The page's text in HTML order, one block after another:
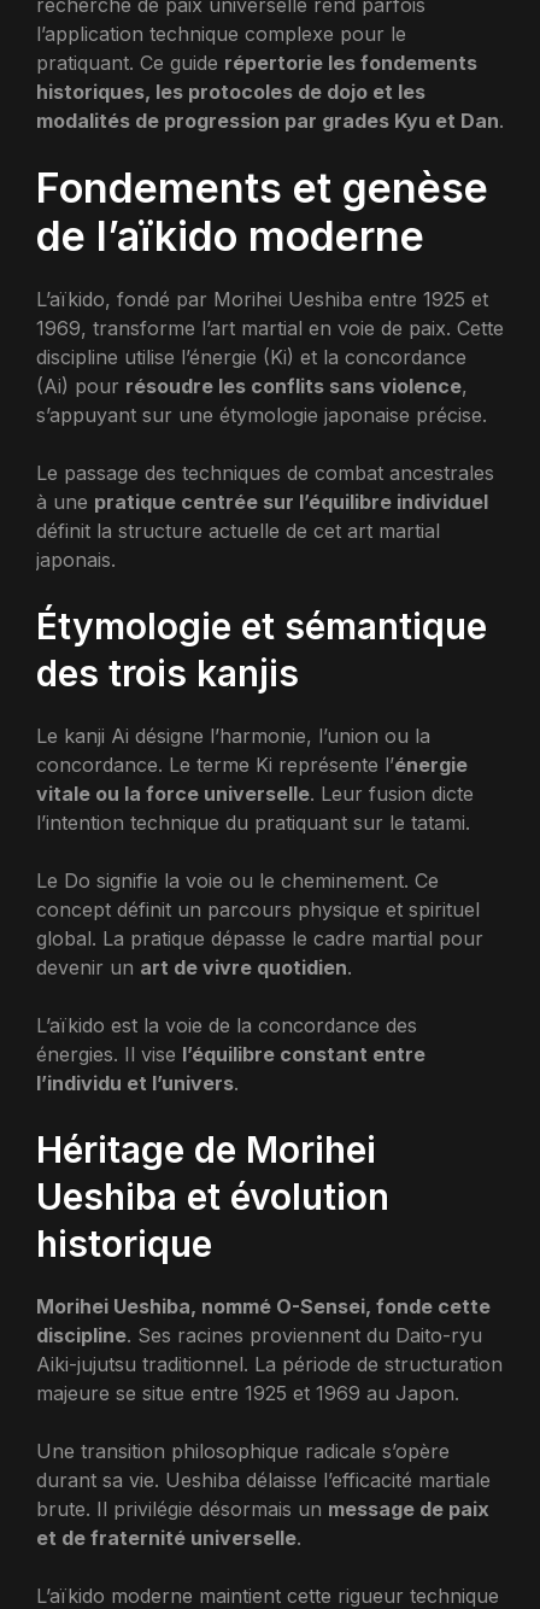
recherche de paix universelle rend parfois
l’application technique complexe pour le
pratiquant. Ce guide répertorie les fondements
historiques, les protocoles de dojo et les
modalités de progression par grades Kyu et Dan.
Fondements et genèse
de l’aïkido moderne
L’aïkido, fondé par Morihei Ueshiba entre 1925 et
1969, transforme l’art martial en voie de paix. Cette
discipline utilise l’énergie (Ki) et la concordance
(Ai) pour résoudre les conflits sans violence,
s’appuyant sur une étymologie japonaise précise.
Le passage des techniques de combat ancestrales
à une pratique centrée sur l’équilibre individuel
définit la structure actuelle de cet art martial
japonais.
Étymologie et sémantique
des trois kanjis
Le kanji Ai désigne l’harmonie, l’union ou la
concordance. Le terme Ki représente l’énergie
vitale ou la force universelle. Leur fusion dicte
l’intention technique du pratiquant sur le tatami.
Le Do signifie la voie ou le cheminement. Ce
concept définit un parcours physique et spirituel
global. La pratique dépasse le cadre martial pour
devenir un art de vivre quotidien.
L’aïkido est la voie de la concordance des
énergies. Il vise l’équilibre constant entre
l’individu et l’univers.
Héritage de Morihei
Ueshiba et évolution
historique
Morihei Ueshiba, nommé O-Sensei, fonde cette
discipline. Ses racines proviennent du Daito-ryu
Aiki-jujutsu traditionnel. La période de structuration
majeure se situe entre 1925 et 1969 au Japon.
Une transition philosophique radicale s’opère
durant sa vie. Ueshiba délaisse l’efficacité martiale
brute. Il privilégie désormais un message de paix
et de fraternité universelle.
L’aïkido moderne maintient cette rigueur technique